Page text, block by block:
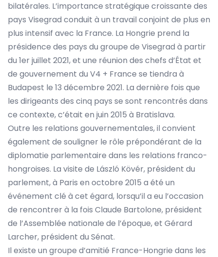
bilatérales. L’importance stratégique croissante des
pays Visegrad conduit à un travail conjoint de plus en
plus intensif avec la France. La Hongrie prend la
présidence des pays du groupe de Visegrad à partir
du 1er juillet 2021, et une réunion des chefs d’État et
de gouvernement du V4 + France se tiendra à
Budapest le 13 décembre 2021. La dernière fois que
les dirigeants des cinq pays se sont rencontrés dans
ce contexte, c’était en juin 2015 à Bratislava.
Outre les relations gouvernementales, il convient
également de souligner le rôle prépondérant de la
diplomatie parlementaire dans les relations franco-
hongroises. La visite de László Kövér, président du
parlement, à Paris en octobre 2015 a été un
événement clé à cet égard, lorsqu’il a eu l’occasion
de rencontrer à la fois Claude Bartolone, président
de l’Assemblée nationale de l’époque, et Gérard
Larcher, président du Sénat.
Il existe un groupe d’amitié France-Hongrie dans les